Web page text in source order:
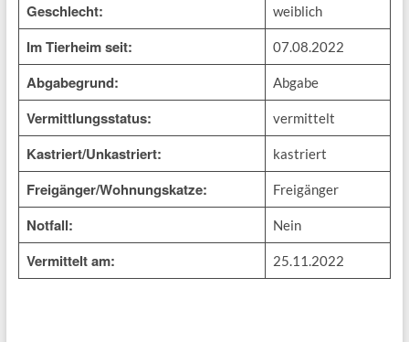
Geschlecht: weiblich
Im Tierheim seit: 07.08.2022
Abgabegrund: Abgabe
Vermittlungsstatus: vermittelt
Kastriert/Unkastriert: kastriert
Freigänger/Wohnungskatze: Freigänger
Notfall: Nein
Vermittelt am: 25.11.2022